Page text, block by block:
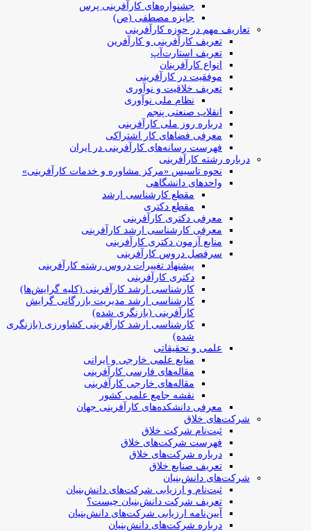
جشنواره‌های کارآفرینی‌ پرس
جایزه مصطفی (ص)
تعاریف مهم در حوزه کارآفرینی
تعریف کارآفرینی و کارآفرین
تعریف استارت‌آپ
انواع کارآفرینان
موفقیت در کارآفرینی
تعریف خلاقیت و نوآوری
نظام ملی نوآوری
انقلاب صنعتی پنجم
درباره روز ملی کارآفرینی
معرفی فضاهای کار اشتراکی
فهرست رسانه‌های کارآفرینی در ایران
درباره رشته کارآفرینی
نحوه تاسیس «مرکز مشاوره و خدمات کارآفرینی»
واحدهای دانشگاهی
مقطع کارشناسی ارشد
مقطع دکتری
معرفی دکتری کارآفرینی
معرفی کارشناسی ارشد کارآفرینی
منابع آزمون دکتری کارآفرینی
سرفصل دروس کارآفرینی
پیشنهاد تغییرات دروس رشته کارآفرینی
دکتری کارآفرینی
کارشناسی ارشد کارآفرینی (کلیه گرایش‌ها)
کارشناسی ارشد مدیریت بازرگانی گرایش
کارآفرینی (بازنگری شده)
کارشناسی ارشد کارآفرینی کشاورزی (بازنگری
شده)
علمی و تحقیقاتی
منابع علمی خارجی و ایرانی
مقاله‌های فارسی کارآفرینی
مقاله‌های خارجی کارآفرینی
نقشه جامع علمی کشور
معرفی دانشکده‌های کارآفرینی جهان
شرکت‌های خلاق
ثبت‌نام شرکت خلاق
فهرست شرکت‌های خلاق
درباره شرکت‌های خلاق
تعریف صنایع خلاق
شرکت‌های دانش‌بنیان
ثبت‌نام و ارزیابی شرکت‌های دانش‌بنیان
تعریف شرکت دانش‌بنیان چیست؟
آیین‌نامه ارزیابی شرکت‌های دانش‌بنیان
درباره شرکت‌های دانش‌بنیان